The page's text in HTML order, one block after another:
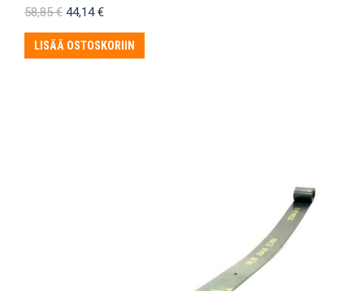
58,85€ Alkuperäinen
oli:
58,85 €.
44,14€Nykyinen
on:
44,14 €.
LISÄÄ OSTOSKORIIN